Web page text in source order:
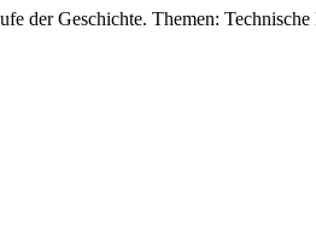
der Geschichte. Themen: